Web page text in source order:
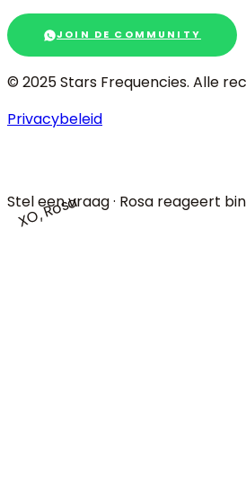
JOIN DE COMMUNITY
© 2025 Stars Frequencies. Alle
Privacybeleid
XO, Rosa
Stel een vraag · Rosa reageert